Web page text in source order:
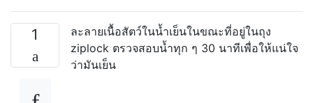
1
ละลายเนื้อสัตว์ในน้ำเย็นในขณะที่อยู่ในถุง
ziplock ตรวจสอบน้ำทุก ๆ 30 นาทีเพื่อให้แน่ใจ
ว่ามันเย็น